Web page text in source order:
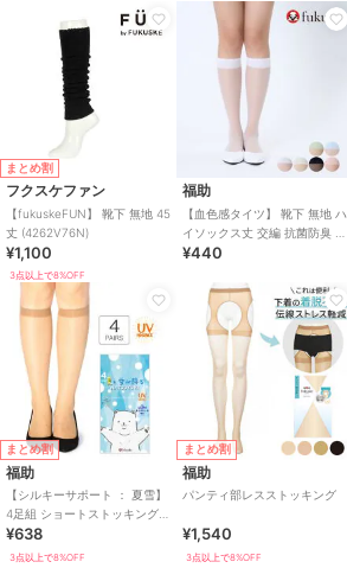
まとめ割
フクスケファン
【fukuskeFUN】 靴下 無地 45
丈 (4262V76N)
¥1,100
3点以上で8%OFF
福助
【血色感タイツ】 靴下 無地 ハ
イソックス丈 交編 抗菌防臭 ハ
ート型足底綿(395-2001)
¥440
まとめ割
福助
【シルキーサポート ： 夏雪】
4足組 ショートストッキング
無地 つま先スルー(361-2324
¥638
3点以上で8%OFF
まとめ割
福助
パンティ部レスストッキング
¥1,540
3点以上で8%OFF